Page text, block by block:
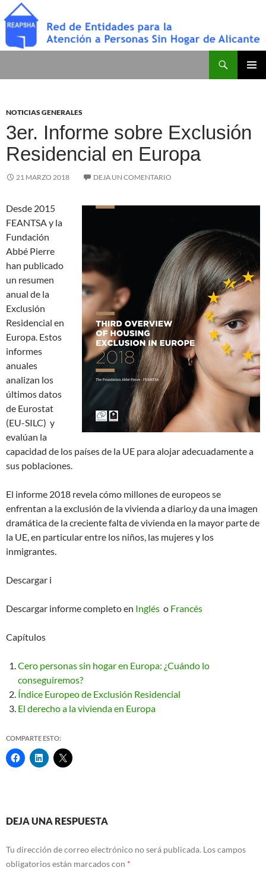
Saltar
al
contenido
NOTICIAS GENERALES
3er. Informe sobre Exclusión
Residencial en Europa
21 MARZO 2018 DEJA UN COMENTARIO
Desde 2015
FEANTSA y la
Fundación
Abbé Pierre
han publicado
un resumen
anual de la
Exclusión
Residencial en
Europa. Estos
informes
anuales
analizan los
últimos datos
de Eurostat
(EU-SILC) y
evalúan la
capacidad de los países de la UE para alojar adecuadamente a
sus poblaciones.
El informe 2018 revela cómo millones de europeosse
enfrentan a la exclusión de la vivienda a diario,y da una imagen
dramática de la creciente falta de vivienda en la mayor parte de
la UE, en particular entre los niños, las mujeres y los
inmigrantes.
Descargar i
Descargar informe completo en Inglés o Francés
Capítulos
Cero personas sin hogar en Europa: ¿Cuándo lo
conseguiremos?
Índice Europeo de Exclusión Residencial
El derecho a la vivienda en Europa
COMPARTE ESTO:
Navegación
de
entradas
DEJA UNA RESPUESTA
Tu dirección de correo electrónico no será publicada. Los campos
obligatorios están marcados con *